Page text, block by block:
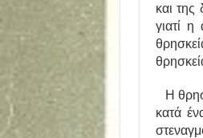
και
γιατί
Η
κατά